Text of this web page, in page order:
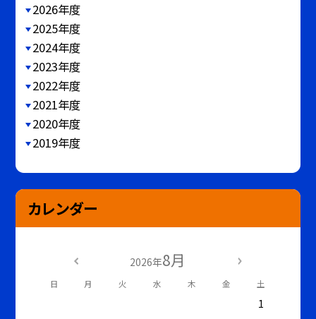
2026年度
2025年度
2024年度
2023年度
2022年度
2021年度
2020年度
2019年度
カレンダー
2026年8月
日 月 火 水 木 金 土
1